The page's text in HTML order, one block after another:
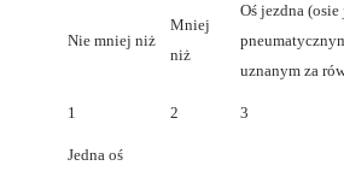
Nie mniej niż
Mniej
niż
Oś jezdna
uznanym za
1 2 3
Jedna oś